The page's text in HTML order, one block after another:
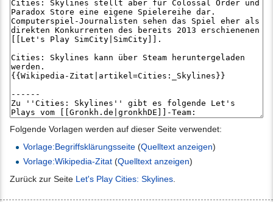
Folgende Vorlagen werden auf dieser Seite verwendet:
Vorlage:Begriffsklärungsseite (Quelltext anzeigen)
Vorlage:Wikipedia-Zitat (Quelltext anzeigen)
Zurück zur Seite Let's Play Cities: Skylines